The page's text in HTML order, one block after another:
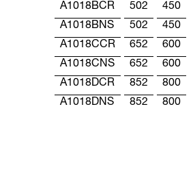
A1018BCR
502
450
A1018BNS
502
450
A1018CCR
652
600
A1018CNS
652
600
A1018DCR
852
800
A1018DNS
852 800